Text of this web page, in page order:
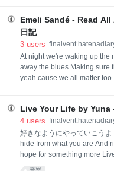
う連絡があった。まあ、放置
いたのだから、文句をいう類
がに最低限のデータの移行で
ン
Emeli Sandé - Read
日記
3 users
At night we're waking up the
away the blues Making sure
yeah cause we all matter too
ースを歌い続けて 私たちは
みんなが大切なのよ もし真
みんなで法律を破るの さあ
Live Your Life by Yuna
4 users
好きなようにやっていこう
hide from what you are And
hope for something more
分の光を見つけて 本当の自